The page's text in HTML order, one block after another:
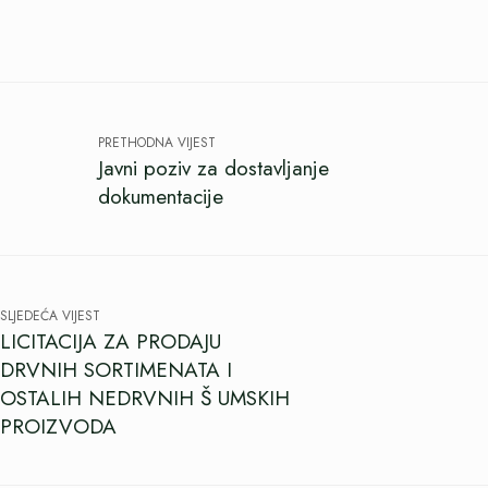
PRETHODNA VIJEST
Javni poziv za dostavljanje
dokumentacije
SLJEDEĆA VIJEST
LICITACIJA ZA PRODAJU
DRVNIH SORTIMENATA I
OSTALIH NEDRVNIH Š UMSKIH
PROIZVODA